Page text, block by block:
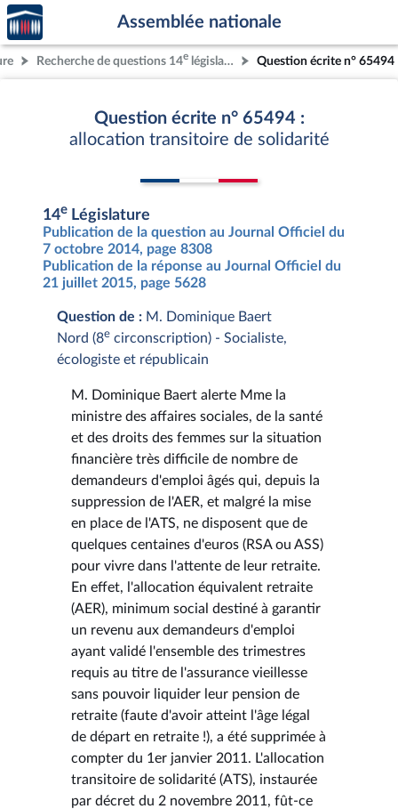
Aller au contenu
Aller en bas de la page
Accèder
à la
page
d'accueil
Assemblée nationale
Recherche de questions 14e législature Question écrite n° 65494
Question écrite n° 65494 :
allocation transitoire de solidarité
14e Législature
Publication de la question au Journal Officiel du
7 octobre 2014, page 8308
Publication de la réponse au Journal Officiel du
21 juillet 2015, page 5628
Question de : M. Dominique Baert
Nord (8e circonscription) - Socialiste,
écologiste et républicain
M. Dominique Baert alerte Mme la
ministre des affaires sociales, de la santé
et des droits des femmes sur la situation
financière très difficile de nombre de
demandeurs d'emploi âgés qui, depuis la
suppression de l'AER, et malgré la mise
en place de l'ATS, ne disposent que de
quelques centaines d'euros (RSA ou ASS)
pour vivre dans l'attente de leur retraite.
En effet, l'allocation équivalent retraite
(AER), minimum social destiné à garantir
un revenu aux demandeurs d'emploi
ayant validé l'ensemble des trimestres
requis au titre de l'assurance vieillesse
sans pouvoir liquider leur pension de
retraite (faute d'avoir atteint l'âge légal
de départ en retraite !), a été supprimée à
compter du 1er janvier 2011. L'allocation
transitoire de solidarité (ATS), instaurée
par décret du 2 novembre 2011, fût-ce